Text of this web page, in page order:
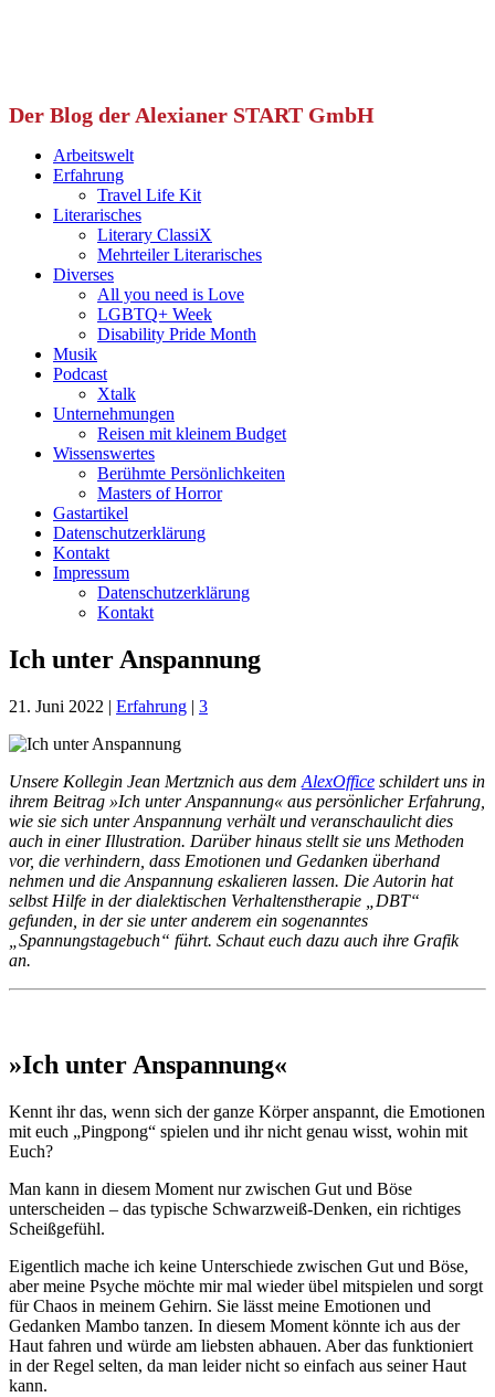
Der Blog der Alexianer START GmbH
Arbeitswelt
Erfahrung
Travel Life Kit
Literarisches
Literary ClassiX
Mehrteiler Literarisches
Diverses
All you need is Love
LGBTQ+ Week
Disability Pride Month
Musik
Podcast
Xtalk
Unternehmungen
Reisen mit kleinem Budget
Wissenswertes
Berühmte Persönlichkeiten
Masters of Horror
Gastartikel
Datenschutzerklärung
Kontakt
Impressum
Datenschutzerklärung
Kontakt
Ich unter Anspannung
21. Juni 2022 | Erfahrung | 3
Unsere Kollegin Jean Mertznich aus dem AlexOffice schildert uns in
ihrem Beitrag »Ich unter Anspannung« aus persönlicher Erfahrung,
wie sie sich unter Anspannung verhält und veranschaulicht dies
auch in einer Illustration. Darüber hinaus stellt sie uns Methoden
vor, die verhindern, dass Emotionen und Gedanken überhand
nehmen und die Anspannung eskalieren lassen. Die Autorin hat
selbst Hilfe in der dialektischen Verhaltenstherapie „DBT“
gefunden, in der sie unter anderem ein sogenanntes
„Spannungstagebuch“ führt. Schaut euch dazu auch ihre Grafik
an.
»Ich unter Anspannung«
Kennt ihr das, wenn sich der ganze Körper anspannt, die Emotionen
mit euch „Pingpong“ spielen und ihr nicht genau wisst, wohin mit
Euch?
Man kann in diesem Moment nur zwischen Gut und Böse
unterscheiden – das typische Schwarzweiß-Denken, ein richtiges
Scheißgefühl.
Eigentlich mache ich keine Unterschiede zwischen Gut und Böse,
aber meine Psyche möchte mir mal wieder übel mitspielen und sorgt
für Chaos in meinem Gehirn. Sie lässt meine Emotionen und
Gedanken Mambo tanzen. In diesem Moment könnte ich aus der
Haut fahren und würde am liebsten abhauen. Aber das funktioniert
in der Regel selten, da man leider nicht so einfach aus seiner Haut
kann.